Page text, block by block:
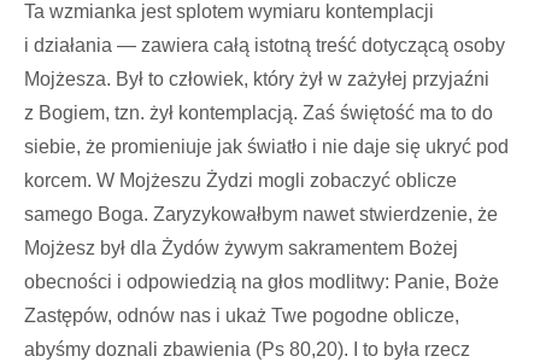
Ta wzmianka jest splotem wymiaru kontemplacji
i działania — zawiera całą istotną treść dotyczącą osoby
Mojżesza. Był to człowiek, który żył w zażyłej przyjaźni
z Bogiem, tzn. żył kontemplacją. Zaś świętość ma to do
siebie, że promieniuje jak światło i nie daje się ukryć pod
korcem. W Mojżeszu Żydzi mogli zobaczyć oblicze
samego Boga. Zaryzykowałbym nawet stwierdzenie, że
Mojżesz był dla Żydów żywym sakramentem Bożej
obecności i odpowiedzią na głos modlitwy: Panie, Boże
Zastępów, odnów nas i ukaż Twe pogodne oblicze,
abyśmy doznali zbawienia (Ps 80,20). I to była rzecz